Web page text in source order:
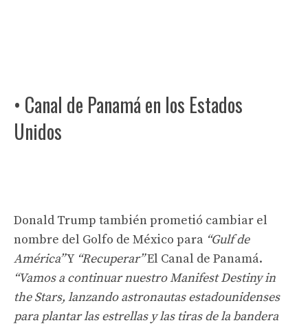
• Canal de Panamá en los Estados
Unidos
Donald Trump también prometió cambiar el
nombre del Golfo de México para “Gulf de
América”Y “Recuperar”El Canal de Panamá.
“Vamos a continuar nuestro Manifest Destiny in
the Stars, lanzando astronautas estadounidenses
para plantar las estrellas y las tiras de la bandera